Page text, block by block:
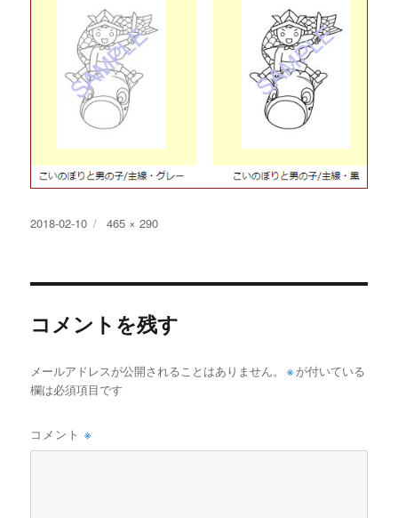
投
2018-02-10
フ
イ
465 × 290
コメントを残す
メールアドレスが公開されることはありません。 ※ が付いている
欄は必須項目です
コメント※